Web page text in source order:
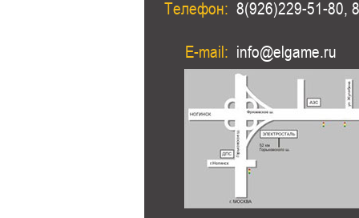
Телефон: 8(926)229-51-80,
E-mail: info@elgame.ru